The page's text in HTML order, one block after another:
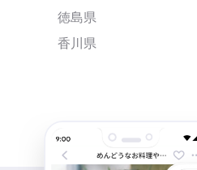
徳島県
香川県